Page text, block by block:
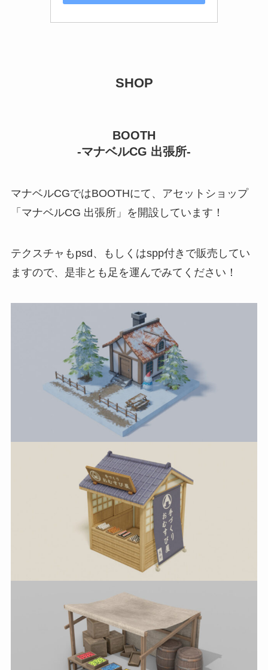
SHOP
BOOTH
-マナベルCG 出張所-
マナベルCGではBOOTHにて、アセットショップ
「マナベルCG 出張所」を開設しています！
テクスチャもpsd、もしくはspp付きで販売してい
ますので、是非とも足を運んでみてください！